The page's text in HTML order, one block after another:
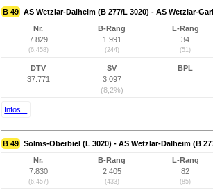
B 49 AS Wetzlar-Dalheim (B 277/L 3020) - AS Wetzlar-
Nr.
7.829
(6.458)
B-Rang
1.991
(244)
L-Rang
34
(51)
DTV
37.771
SV
3.097
(8,2%)
BPL
Infos...
B 49 Solms-Oberbiel (L 3020) - AS Wetzlar-Dalheim (B
Nr.
7.830
(6.457)
B-Rang
2.405
(433)
L-Rang
82
(85)